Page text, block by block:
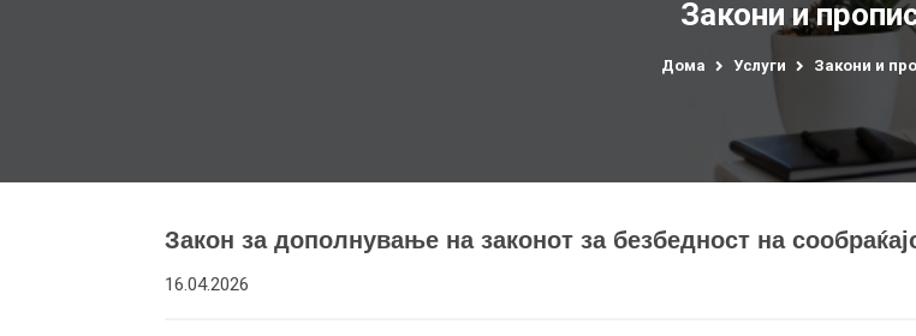
Закони и
Дома Услуги Закони и
Закон за дополнување на законот за безбедност на
16.04.2026